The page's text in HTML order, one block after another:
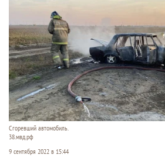
Сгоревший автомобиль.
38.мвд.рф
9 сентября 2022 в 15:44